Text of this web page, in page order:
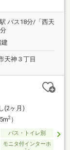
バス18分/「西天
天神３丁目
(2ヶ月)
2）
バス・トイレ別
モニタ付インターホ